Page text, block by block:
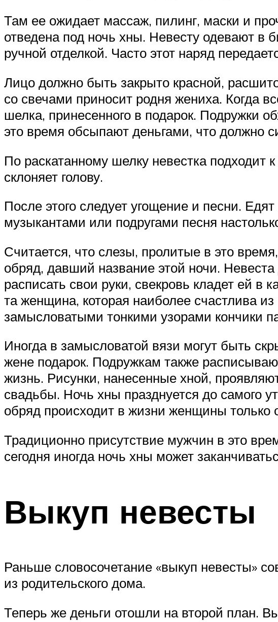
Там ее ожидает массаж, пилинг, маски и
отведена под ночь хны. Невесту одевают в
ручной отделкой. Часто этот наряд
Лицо должно быть закрыто красной,
со свечами приносит родня жениха. Когда
шелка, принесенного в подарок. Подружки
это время обсыпают деньгами, что должно
По раскатанному шелку невестка подходит
склоняет голову.
После этого следует угощение и песни.
музыкантами или подругами песня
Считается, что слезы, пролитые в это
обряд, давший название этой ночи.
расписать свои руки, свекровь кладет ей в
та женщина, которая наиболее счастлива
замысловатыми тонкими узорами кончики
Иногда в замысловатой вязи могут быть
жене подарок. Подружкам также
жизнь. Рисунки, нанесенные хной,
свадьбы. Ночь хны празднуется до самого
обряд происходит в жизни женщины
Традиционно присутствие мужчин в это
сегодня иногда ночь хны может
Выкуп невесты
Раньше словосочетание «выкуп невесты»
из родительского дома.
Теперь же деньги отошли на второй план.